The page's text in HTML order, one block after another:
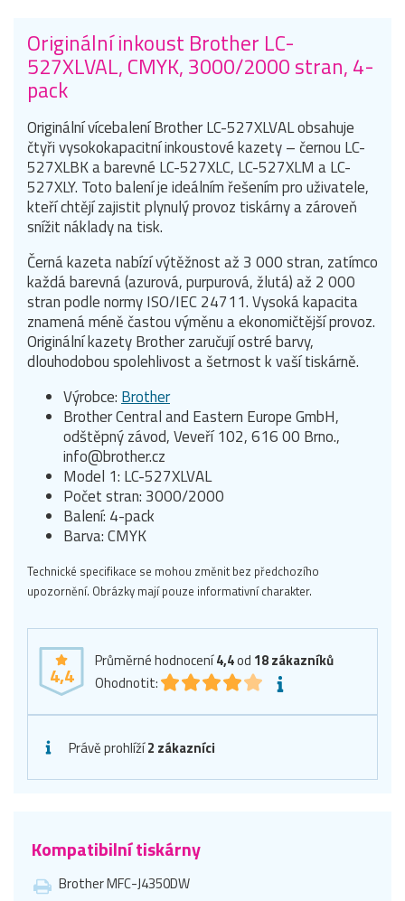
Originální inkoust Brother LC-
527XLVAL, CMYK, 3000/2000 stran, 4-
pack
Originální vícebalení Brother LC-527XLVAL obsahuje
čtyři vysokokapacitní inkoustové kazety – černou LC-
527XLBK a barevné LC-527XLC, LC-527XLM a LC-
527XLY. Toto balení je ideálním řešením pro uživatele,
kteří chtějí zajistit plynulý provoz tiskárny a zároveň
snížit náklady na tisk.
Černá kazeta nabízí výtěžnost až 3 000 stran, zatímco
každá barevná (azurová, purpurová, žlutá) až 2 000
stran podle normy ISO/IEC 24711. Vysoká kapacita
znamená méně častou výměnu a ekonomičtější provoz.
Originální kazety Brother zaručují ostré barvy,
dlouhodobou spolehlivost a šetrnost k vaší tiskárně.
Výrobce: Brother
Brother Central and Eastern Europe GmbH,
odštěpný závod, Veveří 102, 616 00 Brno.,
info@brother.cz
Model 1: LC-527XLVAL
Počet stran: 3000/2000
Balení: 4-pack
Barva: CMYK
Technické specifikace se mohou změnit bez předchozího
upozornění. Obrázky mají pouze informativní charakter.
4,4
Průměrné hodnocení4,4od 18zákazníků
Ohodnotit:
Právě prohlíží2 zákazníci
Kompatibilní tiskárny
Brother MFC-J4350DW